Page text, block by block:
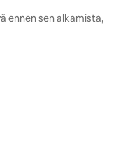
ennen sen alkamista,